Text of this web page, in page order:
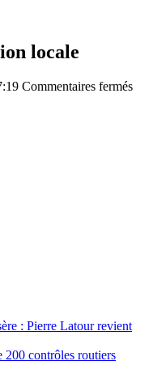
locale
Commentaires fermés
: Pierre Latour revient
200 contrôles routiers